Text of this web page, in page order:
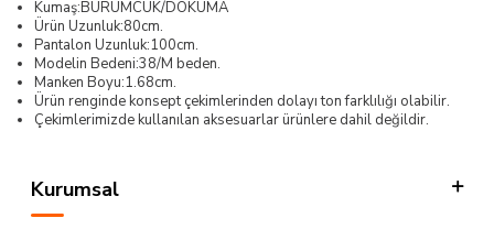
Kumaş:BÜRÜMCÜK/DOKUMA
Ürün Uzunluk:80cm.
Pantalon Uzunluk:100cm.
Modelin Bedeni:38/M beden.
Manken Boyu:1.68cm.
Ürün renginde konsept çekimlerinden dolayı ton farklılığı olabilir.
Çekimlerimizde kullanılan aksesuarlar ürünlere dahil değildir.
Kurumsal